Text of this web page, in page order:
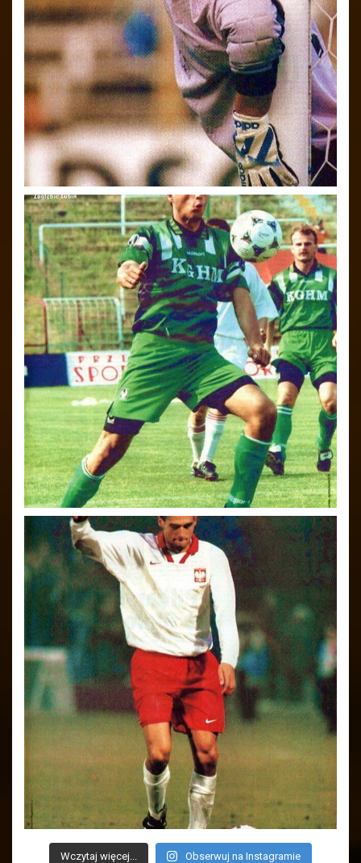
Wczytaj więcej... Obserwuj na Instagramie